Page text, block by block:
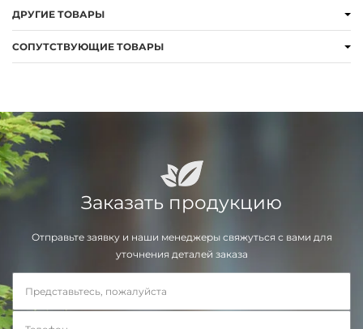
ДРУГИЕ ТОВАРЫ
СОПУТСТВУЮЩИЕ ТОВАРЫ
Заказать продукцию
Отправьте заявку и наши менеджеры свяжуться с вами для
уточнения деталей заказа